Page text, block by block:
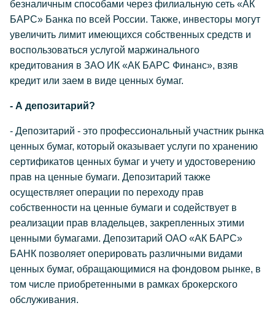
безналичным способами через филиальную сеть «АК
БАРС» Банка по всей России. Также, инвесторы могут
увеличить лимит имеющихся собственных средств и
воспользоваться услугой маржинального
кредитования в ЗАО ИК «АК БАРС Финанс», взяв
кредит или заем в виде ценных бумаг.
- А депозитарий?
- Депозитарий - это профессиональный участник рынка
ценных бумаг, который оказывает услуги по хранению
сертификатов ценных бумаг и учету и удостоверению
прав на ценные бумаги. Депозитарий также
осуществляет операции по переходу прав
собственности на ценные бумаги и содействует в
реализации прав владельцев, закрепленных этими
ценными бумагами. Депозитарий ОАО «АК БАРС»
БАНК позволяет оперировать различными видами
ценных бумаг, обращающимися на фондовом рынке, в
том числе приобретенными в рамках брокерского
обслуживания.